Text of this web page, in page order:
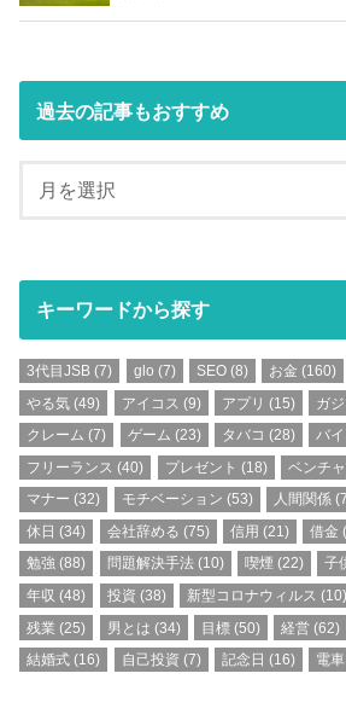
過去の記事もおすすめ
キーワードから探す
3代目JSB (7) glo (7) SEO(8) お金 (160)
やる気 (49) アイコス (9) アプリ (15) ガ
クレーム (7) ゲーム (23) タバコ (28) バイ
フリーランス (40) プレゼント (18) ベンチ
マナー (32) モチベーション (53) 人間関係
休日 (34) 会社辞める (75) 信用 (21) 借金
勉強 (88) 問題解決手法 (10) 喫煙 (22) 子
年収 (48) 投資 (38) 新型コロナウィルス (10)
残業 (25) 男とは (34) 目標(50) 経営 (62)
結婚式 (16) 自己投資 (7) 記念日 (16) 電車